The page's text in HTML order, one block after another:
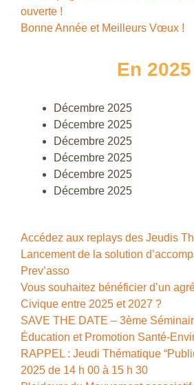
ouverte !
Bonne Année et Meilleurs Vœux !
En 2025
Décembre 2025
Décembre 2025
Décembre 2025
Décembre 2025
Décembre 2025
Décembre 2025
Accédez aux replays des Jeudis
Lancement de la solution
Prev’asso
Vous souhaitez bénéficier d’un
Civique entre 2025 et 2027 ?
SAVE THE DATE – 3ème
Éducation et Promotion Santé-
RAPPEL : Jeudi Thématique
2025 de 14 h 00 à 15 h 30